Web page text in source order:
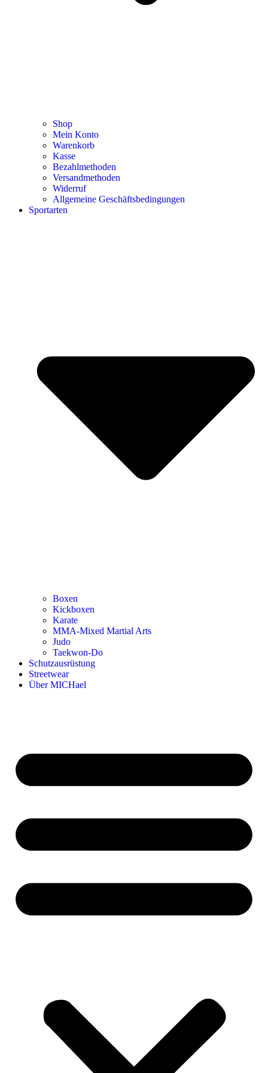
Shop
Mein Konto
Warenkorb
Kasse
Bezahlmethoden
Versandmethoden
Widerruf
Allgemeine Geschäftsbedingungen
Sportarten
Boxen
Kickboxen
Karate
MMA-Mixed Martial Arts
Judo
Taekwon-Do
Schutzausrüstung
Streetwear
Über MICHael